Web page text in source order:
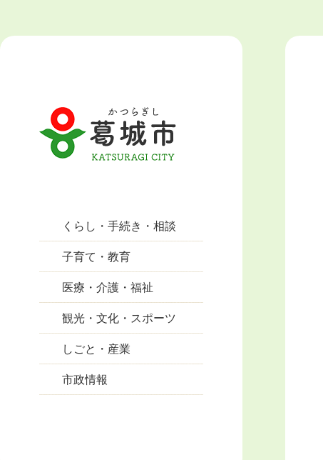
くらし・手続き・相談
子育て・教育
医療・介護・福祉
観光・文化・スポーツ
しごと・産業
市政情報